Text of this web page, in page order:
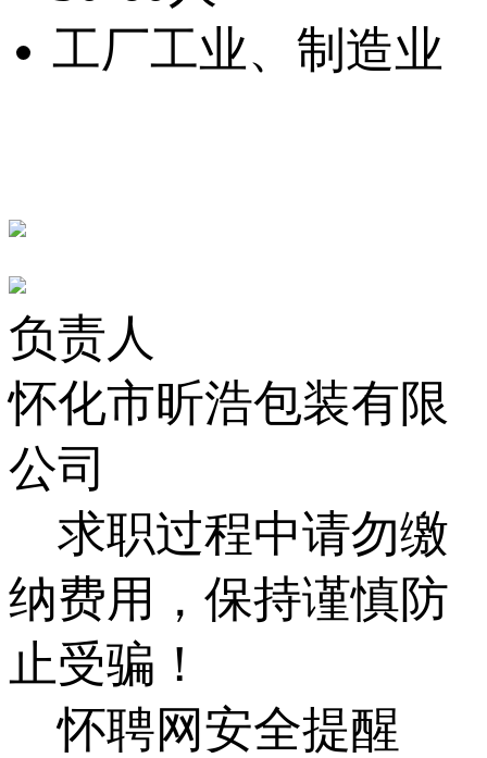
工厂工业、制造业
负责人
怀化市昕浩包装有限
公司
求职过程中请勿缴
纳费用，保持谨慎防
止受骗！
怀聘网安全提醒